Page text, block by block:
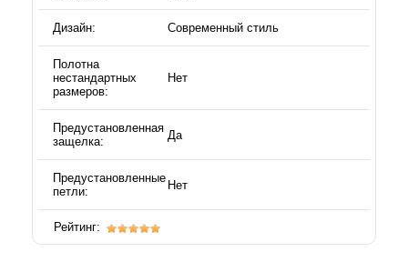
Дизайн: Современный стиль
Полотна
нестандартных
размеров:
Нет
Предустановленная
защелка:
Да
Предустановленные
петли:
Нет
Рейтинг: